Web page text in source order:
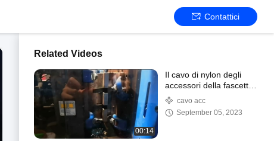
Contattici
Related Videos
00:14
Il cavo di nylon degli
accessori della fascetta
ferma-cavo di pollice di
1/2 ha riparato la clip di
plastica 1.2mm
cavo acc
September 05, 2023